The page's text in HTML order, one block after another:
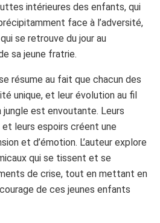
intérieures des enfants, qui
face à l’adversité,
se retrouve du jour au
sa jeune fratrie.
résume au fait que chacun des
unique, et leur évolution au fil
jungle est envoutante. Leurs
leurs espoirs créent une
et d’émotion. L’auteur explore
qui se tissent et se
de crise, tout en mettant en
de ces jeunes enfants